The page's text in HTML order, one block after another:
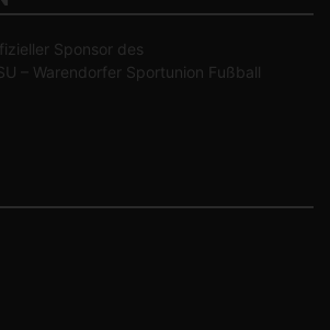
Sponsor des
– Warendorfer Sportunion Fußball